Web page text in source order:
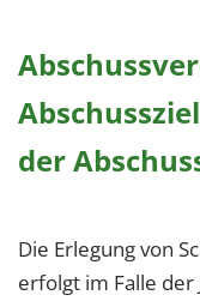
der
Die Erlegung von
erfolgt im Falle der
YouTube
Vimeo